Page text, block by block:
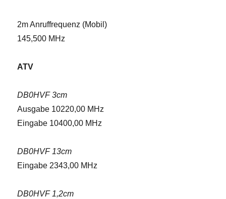
2m Anruffrequenz (Mobil)
145,500 MHz
ATV
DB0HVF 3cm
Ausgabe 10220,00 MHz
Eingabe 10400,00 MHz
DB0HVF 13cm
Eingabe 2343,00 MHz
DB0HVF 1,2cm